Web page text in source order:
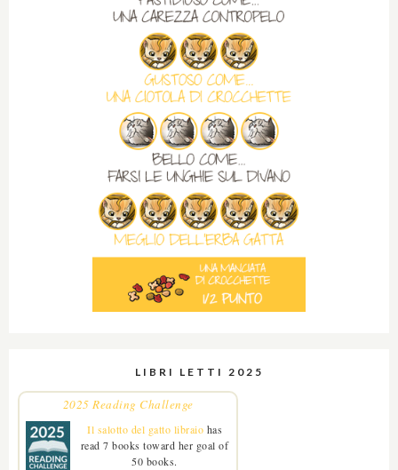
LIBRI LETTI 2025
2025 Reading Challenge
Il salotto del gatto libraio has
read 7 books toward her goal of
50 books.